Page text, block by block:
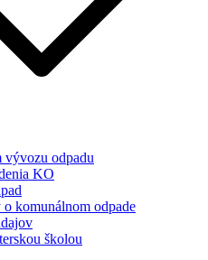
vývozu odpadu
KO
komunálnom odpade
školou